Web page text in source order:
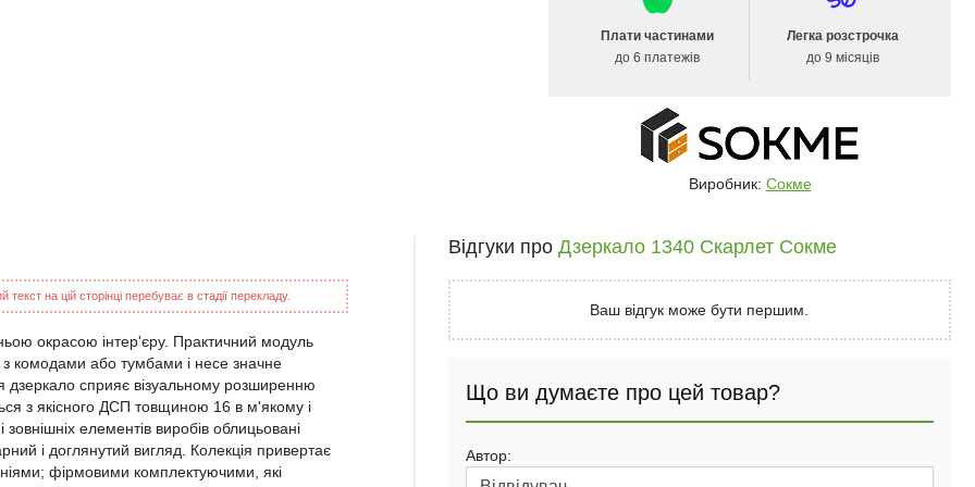
Плати частинами
до 6 платежів
Легка розстрочка
до 9 місяців
Виробник: Сокме
на цій сторінці перебуває в стадії перекладу.
окрасою інтер'єру. Практичний модуль
з комодами або тумбами і несе значне
дзеркало сприяє візуальному розширенню
з якісного ДСП товщиною 16 в м'якому і
зовнішніх елементів виробів облицьовані
і доглянутий вигляд. Колекція привертає
фірмовими комплектуючими, які
Відгуки про Дзеркало 1340 Скарлет Сокме
Ваш відгук може бути першим.
Що ви думаєте про цей товар?
Автор: